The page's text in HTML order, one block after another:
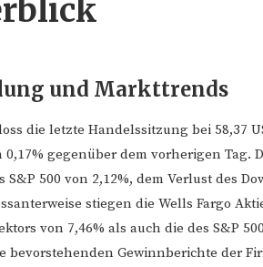
und Markttrends
die letzte Handelssitzung bei 58,37
gegenüber dem vorherigen Tag.
500 von 2,12%, dem Verlust des
stiegen die Wells Fargo
von 7,46% als auch die des S&P
bevorstehenden Gewinnberichte der